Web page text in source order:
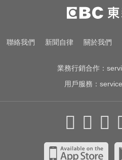
三商美邦人壽將下市
張大戶還有252人
滴管餵毒性侵致死
聯絡我們 新聞自律 關於我們
業務行銷合作：
用戶服務：